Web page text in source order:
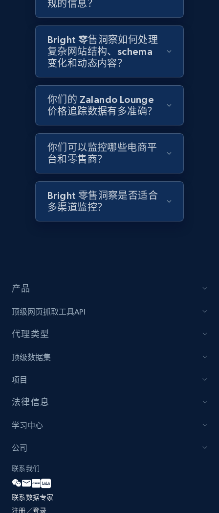
Home Depot US - Discover products by
specified URL
URL, Domain, Country code, Model number,
Sku, Product id, Product name, Manufacturer,
and more.
2.1K+ 355+ 立即开始
Home Depot US - Discover products by
specified UPC
URL, Domain, Country code, Model number,
Sku, Product id, Product name, Manufacturer,
and more.
Home Depot US - Discovery products by
URL, Domain, Country code, Model number,
and more.
2.1K+
Amazon products global dataset
Title, Seller name, Brand, Description, Initial
more.
2.1K+
规的信息？
Bright 零售洞察如何处理
复杂网站结构、schema
变化和动态内容？
你们的 Zalando Lounge
价格追踪数据有多准确？
你们可以监控哪些电商平
台和零售商？
Bright 零售洞察是否适合
多渠道监控？
产品
顶级网页抓取工具API
代理类型
顶级数据集
项目
法律信息
学习中心
公司
联系我们
联系数据专家
注册／登录